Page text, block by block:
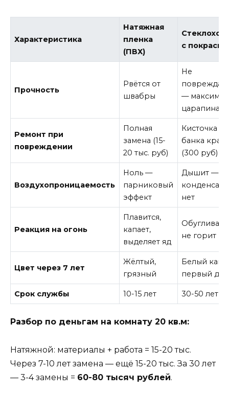
Характеристика
Натяжная
пленка
(ПВХ)
с
Прочность
Рвётся от
швабры
Не
—
царапина
Ремонт при
повреждении
Полная
замена (15-
20 тыс. руб)
Кисточка +
банка
(300 руб)
Воздухопроницаемость
Ноль —
парниковый
эффект
Дышит —
конденсата
нет
Реакция на огонь
Плавится,
капает,
выделяет яд
не горит
Цвет через 7 лет
Жёлтый,
грязный
Белый как в
первый
Срок службы 10-15 лет 30-50 лет
Разбор по деньгам на комнату 20 кв.м:
Натяжной: материалы + работа = 15-20 тыс.
Через 7-10 лет замена — ещё 15-20 тыс. За 30 лет
— 3-4 замены = 60-80 тысяч рублей.